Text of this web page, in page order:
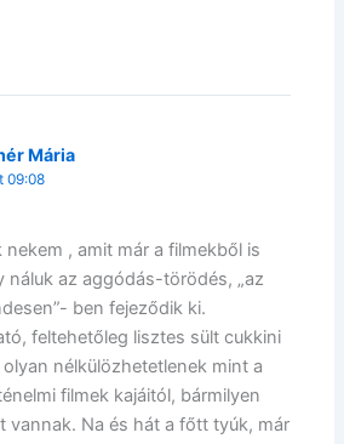
Mária
09:08
, amit már a filmekből is
náluk az aggódás-törödés, „az
ben fejeződik ki.
feltehetőleg lisztes sült cukkini
nélkülözhetetlenek mint a
filmek kajáitól, bármilyen
vannak. Na és hát a főtt tyúk, már